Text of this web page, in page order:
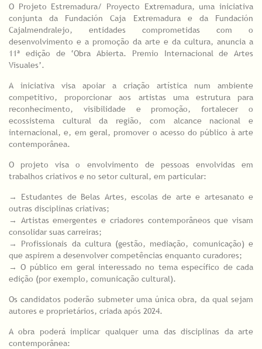
O Projeto Estremadura/ Proyecto Extremadura, uma iniciativa
conjunta da Fundación Caja Extremadura e da Fundación
Cajalmendralejo, entidades comprometidas com o
desenvolvimento e a promoção da arte e da cultura, anuncia a
11ª edição de ‘Obra Abierta. Premio Internacional de Artes
Visuales’.
A iniciativa visa apoiar a criação artística num ambiente
competitivo, proporcionar aos artistas uma estrutura para
reconhecimento, visibilidade e promoção, fortalecer o
ecossistema cultural da região, com alcance nacional e
internacional, e, em geral, promover o acesso do público à arte
contemporânea.
O projeto visa o envolvimento de pessoas envolvidas em
trabalhos criativos e no setor cultural, em particular:
→ Estudantes de Belas Artes, escolas de arte e artesanato e
outras disciplinas criativas;
→ Artistas emergentes e criadores contemporâneos que visam
consolidar suas carreiras;
→ Profissionais da cultura (gestão, mediação, comunicação) e
que aspirem a desenvolver competências enquanto curadores;
→ O público em geral interessado no tema específico de cada
edição (por exemplo, comunicação cultural).
Os candidatos poderão submeter uma única obra, da qual sejam
autores e proprietários, criada após 2024.
A obra poderá implicar qualquer uma das disciplinas da arte
contemporânea: